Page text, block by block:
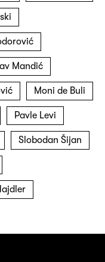
Mandić
Moni de Buli
Pavle Levi
Slobodan Šijan